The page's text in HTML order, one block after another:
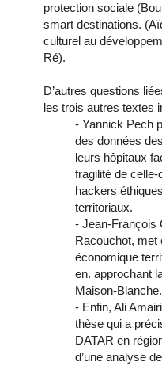
protection sociale
smart destinations.
culturel au
Ré).
D’autres questions
les trois autres textes
- Yannick Pech
des données
leurs hôpitaux
fragilité de celle-
hackers
territoriaux.
- Jean-François
Racouchot, met
économique
en. approchant
Maison-Blanche.
- Enfin, Ali
thèse qui a
DATAR en
d’une analyse